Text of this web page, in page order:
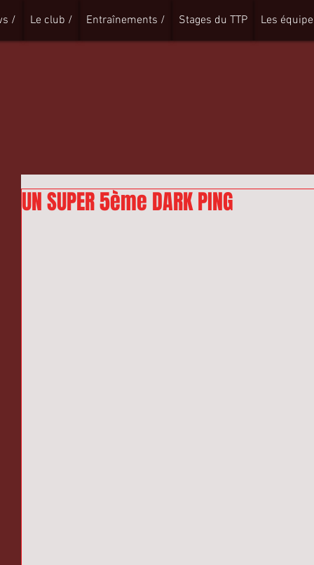
/ Le club / Entraînements / Stages du TTP Les
UN SUPER 5ème DARK PING